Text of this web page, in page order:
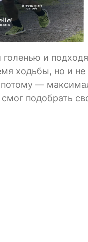
и
ходьбы, но и не
—
подобрать